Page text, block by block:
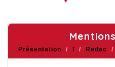
Présentation Redac